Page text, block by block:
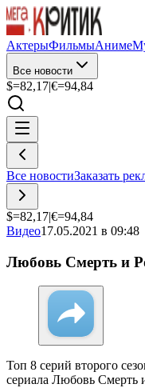
АктерыФильмыАниме
Все новости
$=82,17|€=94,84
Все новостиЗаказать
$=82,17|€=94,84
Видео17.05.2021 в 09:48
Любовь Смерть и
Топ 8 серий второго
сериала Любовь Смерть